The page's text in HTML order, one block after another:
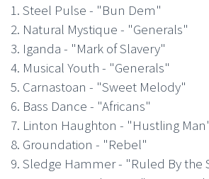
1. Steel Pulse - "Bun Dem"
2. Natural Mystique - "Generals"
3. Iganda - "Mark of Slavery"
4. Musical Youth - "Generals"
5. Carnastoan - "Sweet Melody"
6. Bass Dance - "Africans"
7. Linton Haughton - "Hustling
8. Groundation - "Rebel"
9. Sledge Hammer - "Ruled By the